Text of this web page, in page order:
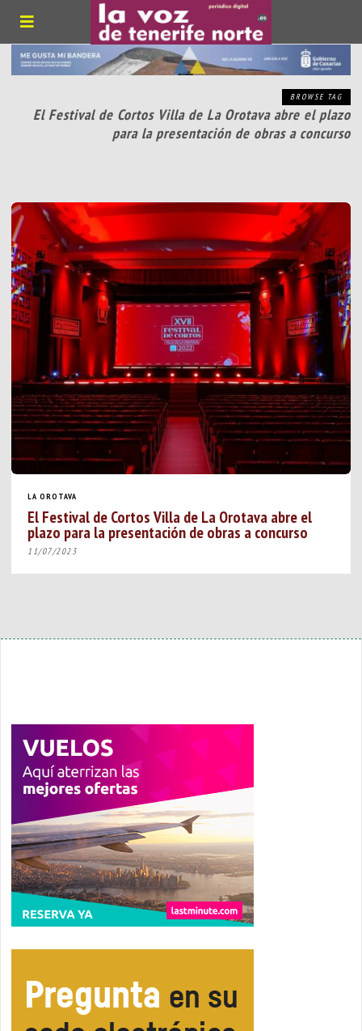
BROWSE TAG
El Festival de Cortos Villa de La Orotava abre el plazo
para la presentación de obras a concurso
LA OROTAVA
El Festival de Cortos Villa de La Orotava abre el
plazo para la presentación de obras a concurso
11/07/2023